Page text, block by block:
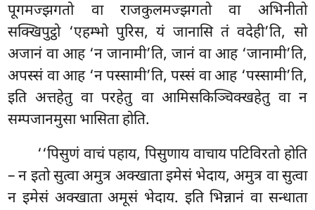
पूगमज्झगतो वा राजकुलमज्झगतो वा अभिनीतो
सक्खिपुट्ठो ‘एहम्भो पुरिस, यं जानासि तं वदेही’ति, सो
अजानं वा आह ‘न जानामी’ति, जानं वा आह ‘जानामी’ति,
अपस्सं वा आह ‘न पस्सामी’ति, पस्सं वा आह ‘पस्सामी’ति,
इति अत्तहेतु वा परहेतु वा आमिसकिञ्चिक्खहेतु वा न
सम्पजानमुसा भासिता होति.
‘‘पिसुणं वाचं पहाय, पिसुणाय वाचाय पटिविरतो होति
– न इतो सुत्वा अमुत्र अक्खाता इमेसं भेदाय, अमुत्र वा सुत्वा
न इमेसं अक्खाता अमूसं भेदाय. इति भिन्नानं वा सन्धाता